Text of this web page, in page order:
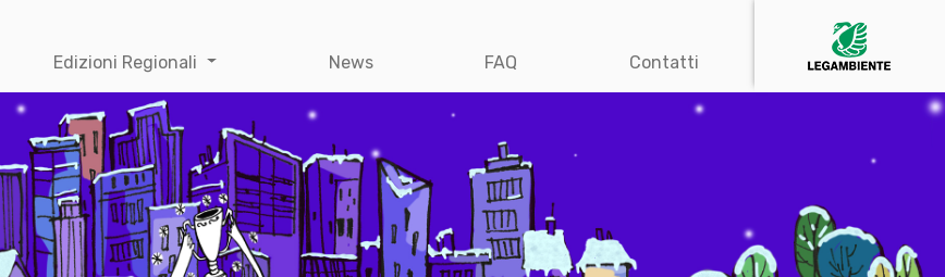
Edizioni Regionali News FAQ Contatti